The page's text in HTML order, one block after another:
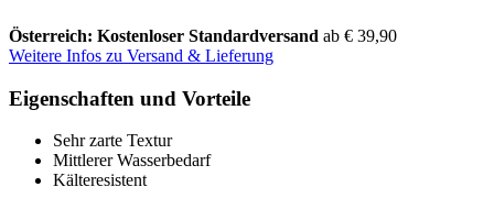
Österreich: Kostenloser Standardversand ab € 39,90
Weitere Infos zu Versand & Lieferung
Eigenschaften und Vorteile
Sehr zarte Textur
Mittlerer Wasserbedarf
Kälteresistent